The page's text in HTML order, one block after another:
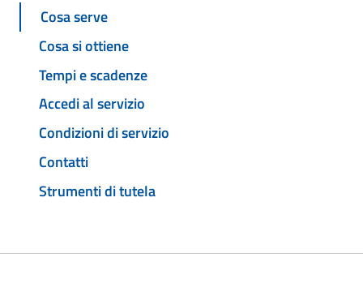
Cosa serve
Cosa si ottiene
Tempi e scadenze
Accedi al servizio
Condizioni di servizio
Contatti
Strumenti di tutela